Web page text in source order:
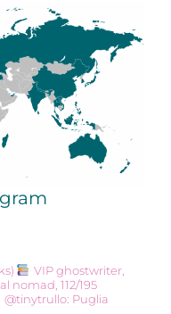
VIP ghostwriter,
nomad, 112/195
@tinytrullo: Puglia